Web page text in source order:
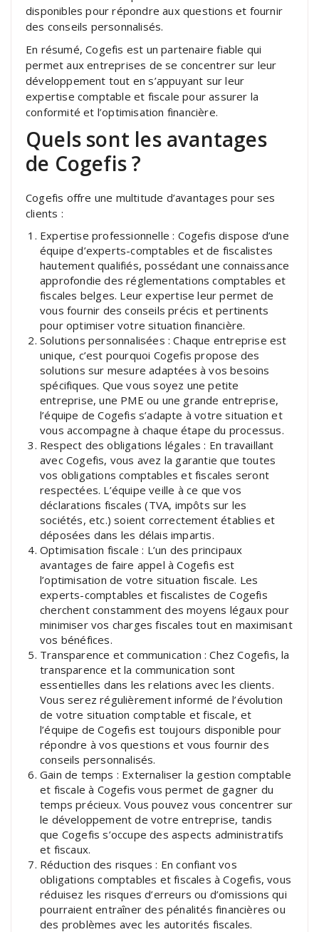
disponibles pour répondre aux questions et fournir
des conseils personnalisés.
En résumé, Cogefis est un partenaire fiable qui
permet aux entreprises de se concentrer sur leur
développement tout en s’appuyant sur leur
expertise comptable et fiscale pour assurer la
conformité et l’optimisation financière.
Quels sont les avantages
de Cogefis ?
Cogefis offre une multitude d’avantages pour ses
clients :
Expertise professionnelle : Cogefis dispose d’une
équipe d’experts-comptables et de fiscalistes
hautement qualifiés, possédant une connaissance
approfondie des réglementations comptables et
fiscales belges. Leur expertise leur permet de
vous fournir des conseils précis et pertinents
pour optimiser votre situation financière.
Solutions personnalisées : Chaque entreprise est
unique, c’est pourquoi Cogefis propose des
solutions sur mesure adaptées à vos besoins
spécifiques. Que vous soyez une petite
entreprise, une PME ou une grande entreprise,
l’équipe de Cogefis s’adapte à votre situation et
vous accompagne à chaque étape du processus.
Respect des obligations légales : En travaillant
avec Cogefis, vous avez la garantie que toutes
vos obligations comptables et fiscales seront
respectées. L’équipe veille à ce que vos
déclarations fiscales (TVA, impôts sur les
sociétés, etc.) soient correctement établies et
déposées dans les délais impartis.
Optimisation fiscale : L’un des principaux
avantages de faire appel à Cogefis est
l’optimisation de votre situation fiscale. Les
experts-comptables et fiscalistes de Cogefis
cherchent constamment des moyens légaux pour
minimiser vos charges fiscales tout en maximisant
vos bénéfices.
Transparence et communication : Chez Cogefis, la
transparence et la communication sont
essentielles dans les relations avec les clients.
Vous serez régulièrement informé de l’évolution
de votre situation comptable et fiscale, et
l’équipe de Cogefis est toujours disponible pour
répondre à vos questions et vous fournir des
conseils personnalisés.
Gain de temps : Externaliser la gestion comptable
et fiscale à Cogefis vous permet de gagner du
temps précieux. Vous pouvez vous concentrer sur
le développement de votre entreprise, tandis
que Cogefis s’occupe des aspects administratifs
et fiscaux.
Réduction des risques : En confiant vos
obligations comptables et fiscales à Cogefis, vous
réduisez les risques d’erreurs ou d’omissions qui
pourraient entraîner des pénalités financières ou
des problèmes avec les autorités fiscales.